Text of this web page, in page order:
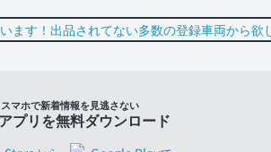
スマホで新着情報を見逃さない
プリを無料ダウンロード